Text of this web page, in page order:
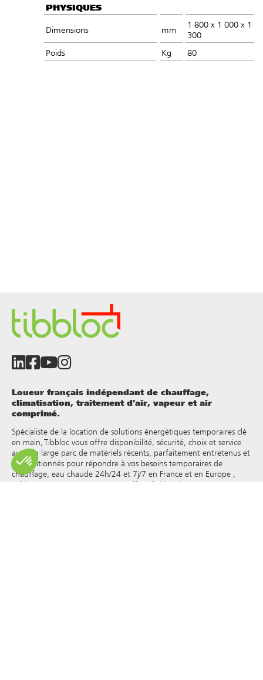
PHYSIQUES
Dimensions mm
1 800 x 1 000 x 1
300
Poids
Kg 80
Loueur français indépendant de chauffage,
climatisation, traitement d’air, vapeur et air
comprimé.
Spécialiste de la location de solutions énergétiques temporaires clé
en main, Tibbloc vous offre disponibilité, sécurité, choix et service
avec un large parc de matériels récents, parfaitement entretenus et
reconditionnés pour répondre à vos besoins temporaires de
chauffage, eau chaude 24h/24 et 7j/7 en France et en Europe ,
réfrigération, vapeur, eau surchauffée, fluides thermiques et autres.